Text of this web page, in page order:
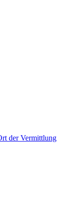
der Vermittlung